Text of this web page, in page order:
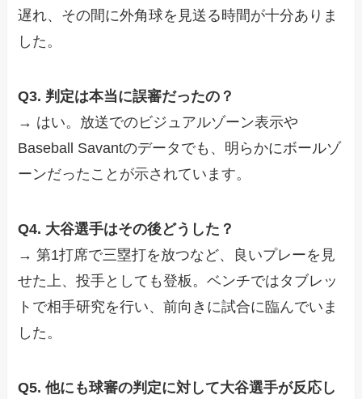
遅れ、その間に外角球を見送る時間が十分ありま
した。
Q3. 判定は本当に誤審だったの？
→ はい。放送でのビジュアルゾーン表示や
Baseball Savantのデータでも、明らかにボールゾ
ーンだったことが示されています。
Q4. 大谷選手はその後どうした？
→ 第1打席で三塁打を放つなど、良いプレーを見
せた上、投手としても登板。ベンチではタブレッ
トで相手研究を行い、前向きに試合に臨んでいま
した。
Q5. 他にも球審の判定に対して大谷選手が反応し